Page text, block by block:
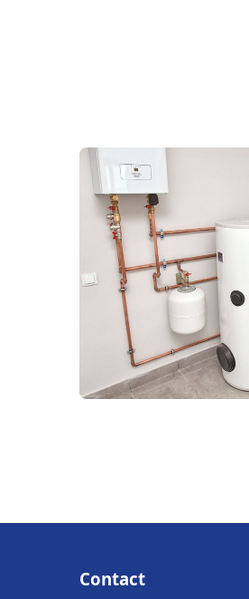
Contact